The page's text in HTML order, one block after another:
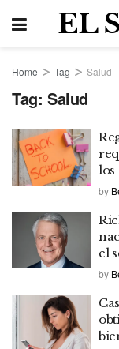
EL
Home Tag Salud
Tag: Salud
los
by
el
by